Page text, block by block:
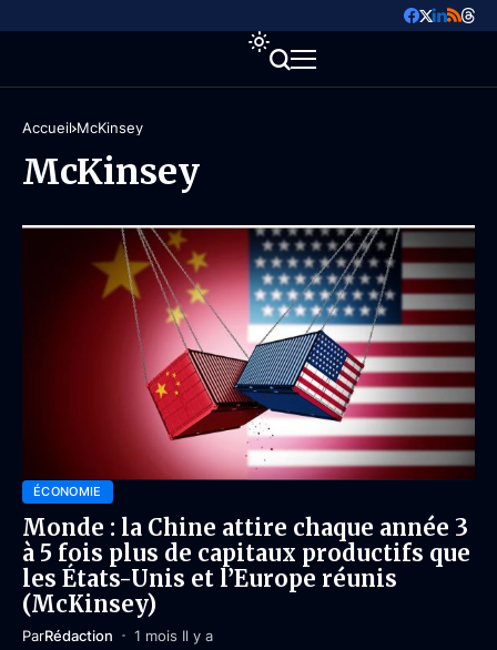
Accueil McKinsey
McKinsey
ÉCONOMIE
Monde : la Chine attire chaque année 3
à 5 fois plus de capitaux productifs que
les États-Unis et l’Europe réunis
(McKinsey)
ParRédaction 1 mois Il y a